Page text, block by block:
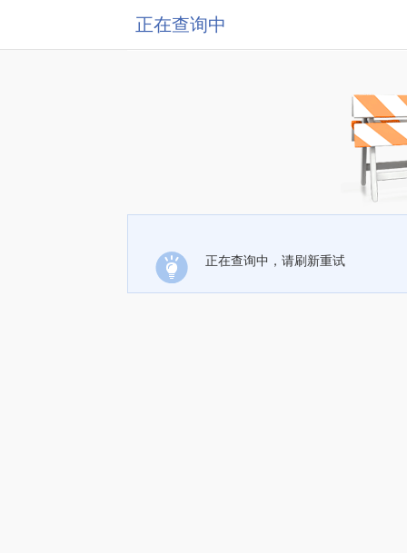
正在查询中
正在查询中，请刷新重试